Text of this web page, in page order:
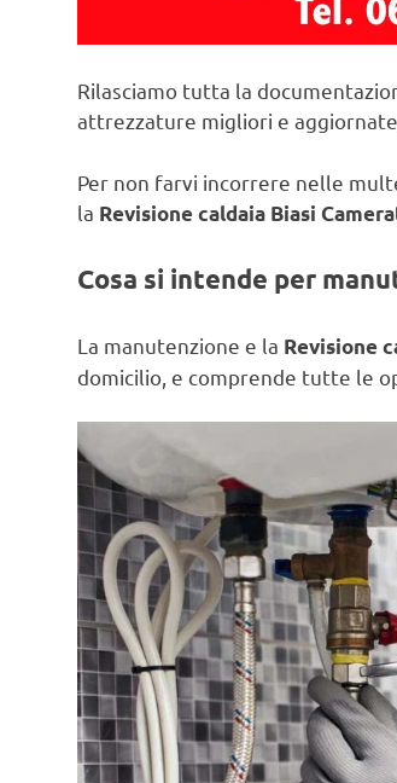
Rilasciamo tutta la
attrezzature migliori e
Per non farvi incorrere nelle
la Revisione caldaia Biasi
Cosa si intende per
La manutenzione e la Revisione
domicilio, e comprende tutte le